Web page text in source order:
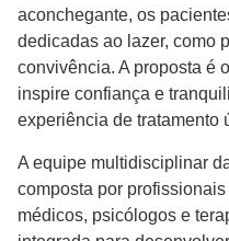
aconchegante, os
dedicadas ao lazer, como
convivência. A proposta é
inspire confiança e
experiência de tratamento
A equipe multidisciplinar
composta por
médicos, psicólogos e